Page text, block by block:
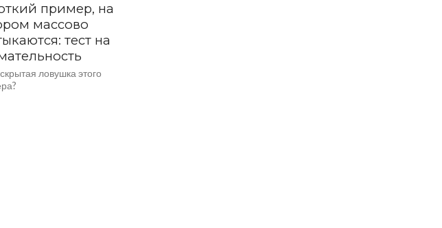
пример, на
массово
тест на
ловушка этого